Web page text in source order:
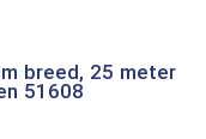
breed, 25 meter
51608